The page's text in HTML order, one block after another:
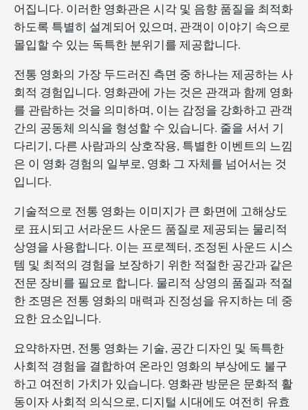
어집니다. 이러한 영화관은 시각 및 음향 품질을 최적화
하도록 특별히 설계되어 있으며, 관객이 이야기 속으로
몰입할 수 있는 독특한 분위기를 제공합니다.
전통 영화의 가장 두드러진 측면 중 하나는 제공하는 사
회적 경험입니다. 영화관에 가는 것은 관객과 함께 영화
를 관람하는 것을 의미하며, 이는 감정을 강화하고 관객
간의 공동체 의식을 형성할 수 있습니다. 줄을 서서 기
다리기, 다른 사람과의 상호작용, 특별한 이벤트의 느낌
은 이 영화 경험의 일부로, 영화 그 자체를 넘어서는 것
입니다.
기술적으로 전통 영화는 이미지가 큰 화면에 고해상도
로 표시되고 서라운드 사운드 품질로 제공되는 물리적
상영을 사용합니다. 이는 프로젝터, 조정된 사운드 시스
템 및 최적의 경험을 보장하기 위한 적절한 공간과 같은
전문 장비를 필요로 합니다. 물리적 상영의 품질과 적절
한 조명은 전통 영화의 매력과 진정성을 유지하는 데 중
요한 요소입니다.
요약하자면, 전통 영화는 기술, 공간 디자인 및 독특한
사회적 경험을 결합하여 온라인 영화의 부상에도 불구
하고 여전히 가치가 있습니다. 영화관 방문은 문화적 활
동이자 사회적 의식으로, 디지털 시대에도 여전히 유효